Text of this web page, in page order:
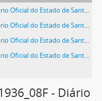
Santa Catarina. Ano 3. N° 799 de 02/12/1936
Santa Catarina. Ano 3. N° 800 de 03/12/1936
Santa Catarina. Ano 3. N° 801 de 04/12/1936
Santa Catarina. Ano 3. N° 802 de 05/12/1936
- Diário